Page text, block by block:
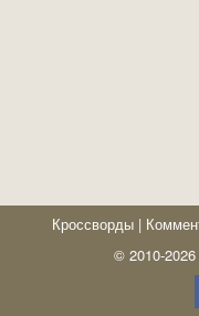
Кроссворды |
© 2010-